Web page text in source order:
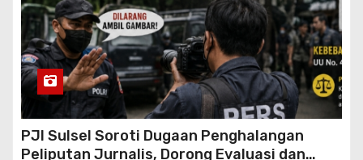
PJI Sulsel Soroti Dugaan Penghalangan
Peliputan Jurnalis, Dorong Evaluasi dan